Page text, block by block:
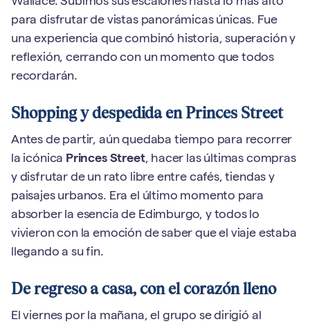
para disfrutar de vistas panorámicas únicas. Fue
una experiencia que combinó historia, superación y
reflexión, cerrando con un momento que todos
recordarán.
Shopping y despedida en Princes Street
Antes de partir, aún quedaba tiempo para recorrer
la icónica Princes Street, hacer las últimas compras
y disfrutar de un rato libre entre cafés, tiendas y
paisajes urbanos. Era el último momento para
absorber la esencia de Edimburgo, y todos lo
vivieron con la emoción de saber que el viaje estaba
llegando a su fin.
De regreso a casa, con el corazón lleno
El viernes por la mañana, el grupo se dirigió al